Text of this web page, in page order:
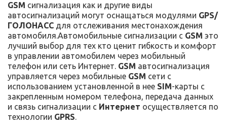
GSM сигнализация как и другие виды
автосигнализаций могут оснащаться модулями GPS/
ГОЛОНАСС для отслеживания местонахождения
автомобиля.Автомобильные сигнализации с GSM это
лучший выбор для тех кто ценит гибкость и комфорт
в управлении автомобилем через мобильный
телефон или сеть Интернет. GSM автосигнализация
управляется через мобильные GSM сети с
использованием установленной в нее SIM-карты с
закрепленным номером телефона, передача данных
и связь сигнализации с Интернет осуществляется по
технологии GPRS.